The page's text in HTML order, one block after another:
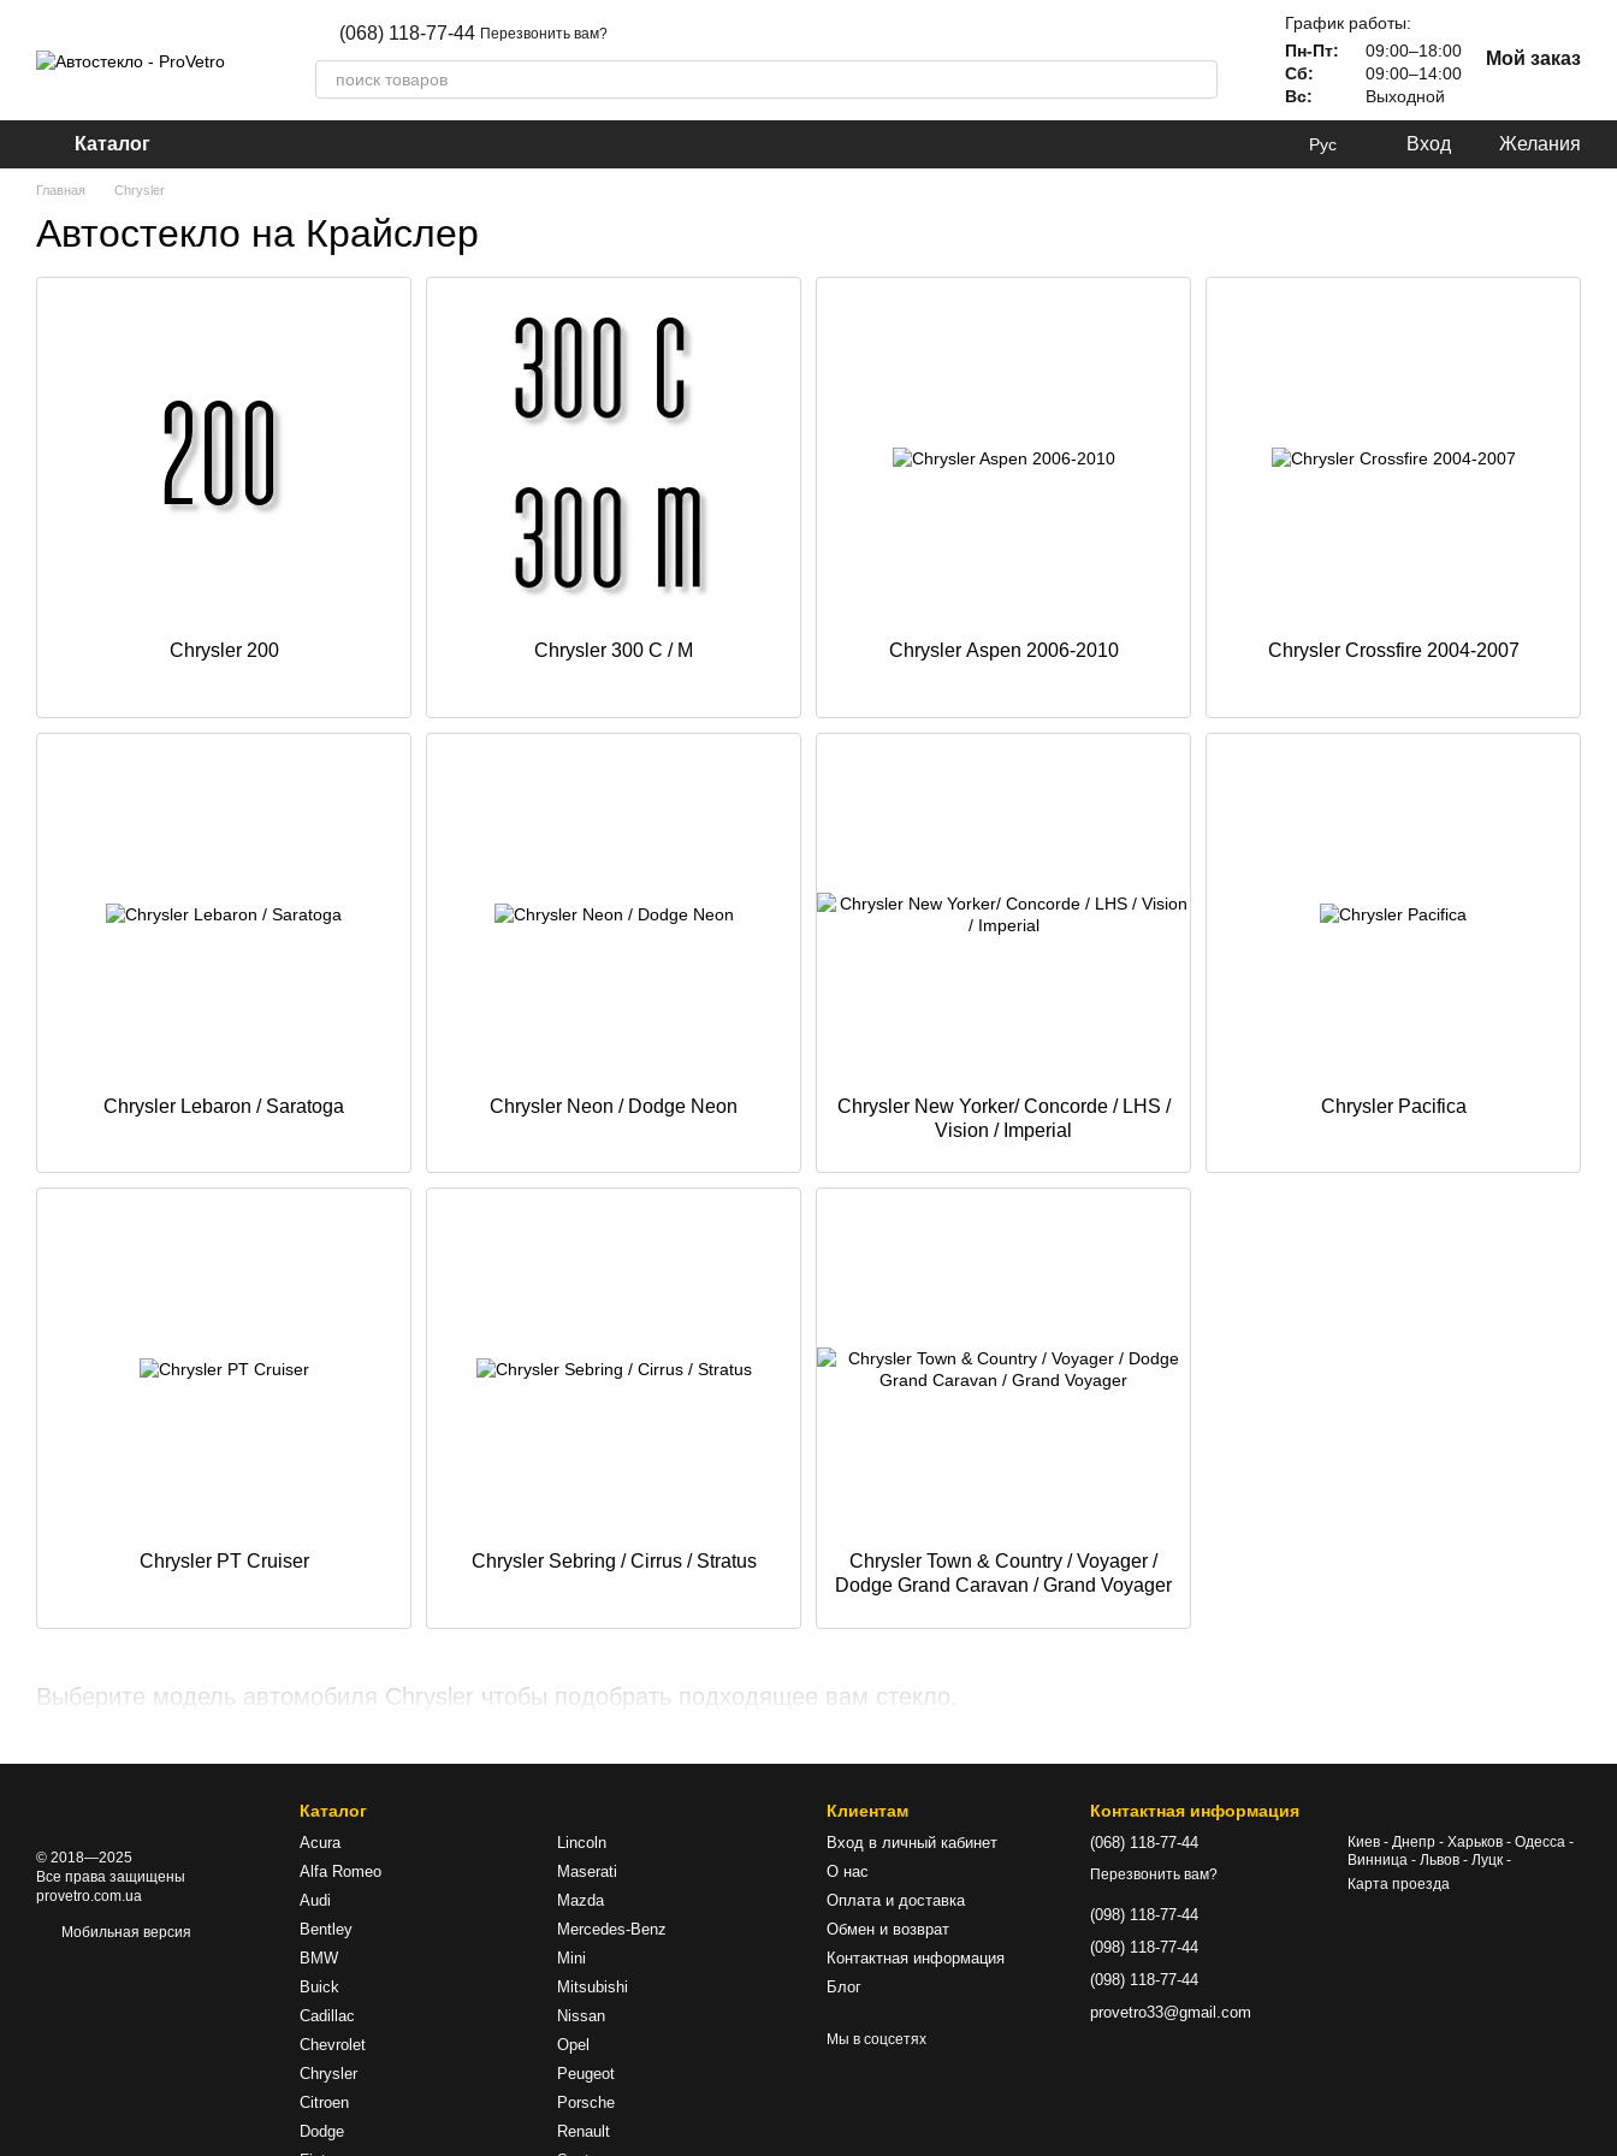
(068) 118-77-44 Перезвонить вам?
График работы:
Пн-Пт:
09:00–18:00
Сб:
09:00–14:00
Вс:
Выходной
Мой заказ
Каталог Рус Вход Желания
Главная Chrysler
Автостекло на Крайслер
Выберите модель автомобиля Chrysler чтобы подобрать подходящее вам стекло.
Chrysler 200 Chrysler 300 C / M Chrysler Aspen 2006-2010 Chrysler Crossfire 2004-2007
Chrysler Lebaron / Saratoga Chrysler Neon / Dodge Neon
Chrysler New Yorker/ Concorde / LHS /
Vision / Imperial
Chrysler Pacifica
Chrysler PT Cruiser Chrysler Sebring / Cirrus / Stratus
Chrysler Town & Country / Voyager /
Dodge Grand Caravan / Grand Voyager
© 2018—2025
Все права защищены
provetro.com.ua
Мобильная версия
Каталог
Acura
Alfa Romeo
Audi
Bentley
BMW
Buick
Cadillac
Chevrolet
Chrysler
Citroen
Dodge
Lincoln
Maserati
Mazda
Mercedes-Benz
Mini
Mitsubishi
Nissan
Opel
Peugeot
Porsche
Renault
Клиентам
Вход в личный кабинет
О нас
Оплата и доставка
Обмен и возврат
Контактная информация
Блог
Мы в соцсетях
Контактная информация
(068) 118-77-44
Перезвонить вам?
(098) 118-77-44
(098) 118-77-44
(098) 118-77-44
provetro33@gmail.com
Киев - Днепр - Харьков - Одесса -
Винница - Львов - Луцк -
Карта проезда